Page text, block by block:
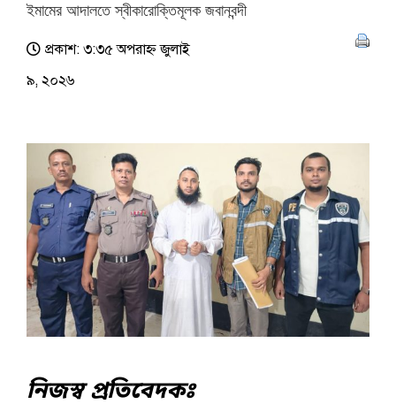
ইমামের আদালতে স্বীকারোক্তিমূলক জবানবন্দী
প্রকাশ: ৩:৩৫ অপরাহ্ণ জুলাই
৯, ২০২৬
নিজস্ব প্রতিবেদকঃ